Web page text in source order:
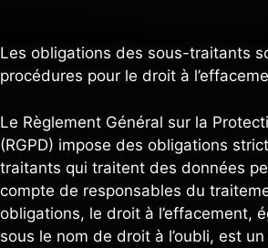
Les obligations des sous-traitants
procédures pour le droit à
Le Règlement Général sur la
(RGPD) impose des obligations
traitants qui traitent des données
compte de responsables du
obligations, le droit à l’effacement,
sous le nom de droit à l’oubli, est